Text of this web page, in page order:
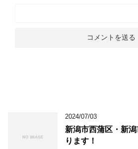
2024/07/03
新潟市西蒲区・新
ります！